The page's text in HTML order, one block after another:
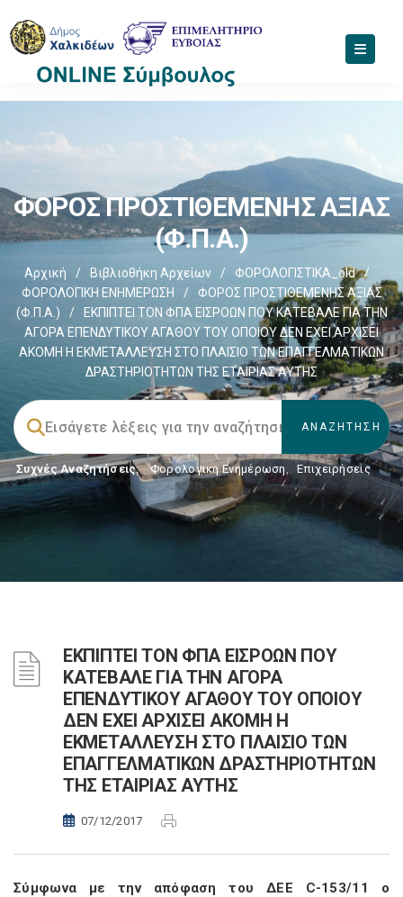
ΦΟΡΟΣ ΠΡΟΣΤΙΘΕΜΕΝΗΣ ΑΞΙΑΣ
(Φ.Π.Α.)
Αρχική / Βιβλιοθήκη Αρχείων / ΦΟΡΟΛΟΓΙΣΤΙΚΑ_old
/
ΦΟΡΟΛΟΓΙΚΗ ΕΝΗΜΕΡΩΣΗ
/
ΦΟΡΟΣ ΠΡΟΣΤΙΘΕΜΕΝΗΣ ΑΞΙΑΣ
(Φ.Π.Α.)
/
ΕΚΠΙΠΤΕΙ ΤΟΝ ΦΠΑ ΕΙΣΡΟΩΝ ΠΟΥ ΚΑΤΕΒΑΛΕ ΓΙΑ ΤΗΝ
ΑΓΟΡΑ ΕΠΕΝΔΥΤΙΚΟΥ ΑΓΑΘΟΥ ΤΟΥ ΟΠΟΙΟΥ ΔΕΝ ΕΧΕΙ ΑΡΧΙΣΕΙ
ΑΚΟΜΗ Η ΕΚΜΕΤΑΛΛΕΥΣΗ ΣΤΟ ΠΛΑΙΣΙΟ ΤΩΝ ΕΠΑΓΓΕΛΜΑΤΙΚΩΝ
ΔΡΑΣΤΗΡΙΟΤΗΤΩΝ ΤΗΣ ΕΤΑΙΡΙΑΣ ΑΥΤΗΣ
Συχνές Αναζητήσεις: Φορολογικη Ενημέρωση, Επιχειρήσεις
ΕΚΠΙΠΤΕΙ ΤΟΝ ΦΠΑ ΕΙΣΡΟΩΝ ΠΟΥ
ΚΑΤΕΒΑΛΕ ΓΙΑ ΤΗΝ ΑΓΟΡΑ
ΕΠΕΝΔΥΤΙΚΟΥ ΑΓΑΘΟΥ ΤΟΥ ΟΠΟΙΟΥ
ΔΕΝ ΕΧΕΙ ΑΡΧΙΣΕΙ ΑΚΟΜΗ Η
ΕΚΜΕΤΑΛΛΕΥΣΗ ΣΤΟ ΠΛΑΙΣΙΟ ΤΩΝ
ΕΠΑΓΓΕΛΜΑΤΙΚΩΝ ΔΡΑΣΤΗΡΙΟΤΗΤΩΝ
ΤΗΣ ΕΤΑΙΡΙΑΣ ΑΥΤΗΣ
07/12/2017
Σύμφωνα με την απόφαση του ΔΕΕ C-153/11 ο